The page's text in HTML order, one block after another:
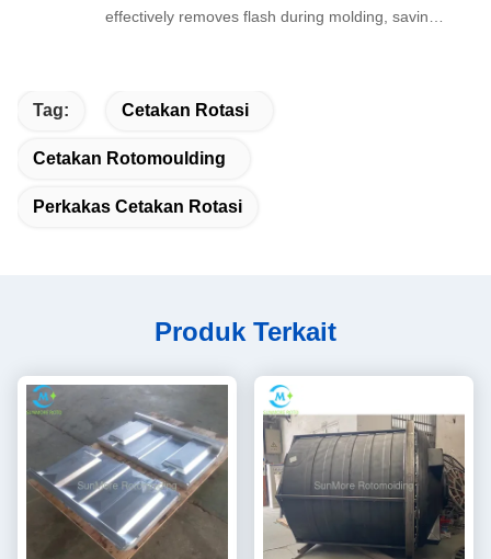
effectively removes flash during molding, saving
Tag: Cetakan Rotasi
Cetakan Rotomoulding
Perkakas Cetakan Rotasi
Produk Terkait